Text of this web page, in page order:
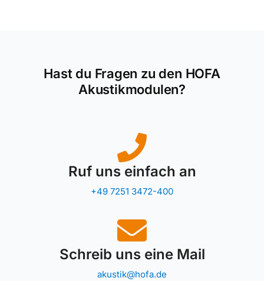
Hast du Fragen zu den HOFA
Akustikmodulen?
Ruf uns einfach an
+49 7251 3472-400
Schreib uns eine Mail
akustik@hofa.de